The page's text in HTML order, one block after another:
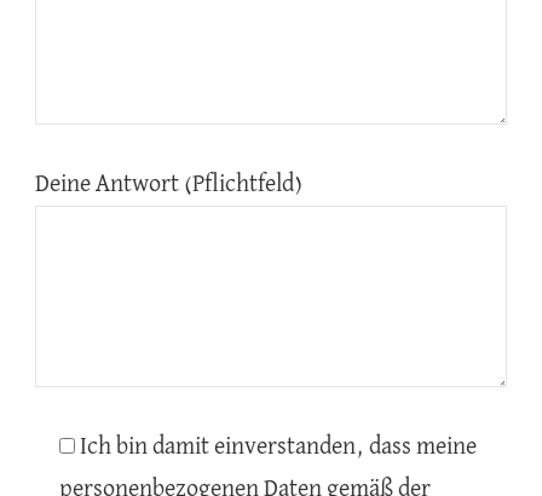
Deine Antwort (Pflichtfeld)
Ich bin damit einverstanden, dass meine
personenbezogenen Daten gemäß der